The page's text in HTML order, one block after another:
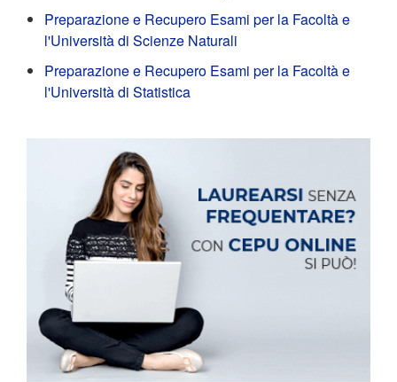
Preparazione e Recupero Esami per la Facoltà e
l'Università di Scienze Naturali
Preparazione e Recupero Esami per la Facoltà e
l'Università di Statistica